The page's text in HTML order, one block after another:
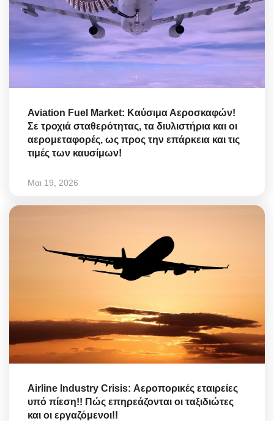
Aviation Fuel Market: Καύσιμα Αεροσκαφών!
Σε τροχιά σταθερότητας, τα διυλιστήρια και οι
αερομεταφορές, ως προς την επάρκεια και τις
τιμές των καυσίμων!
Μαι 19, 2026
Airline Industry Crisis: Αεροπορικές εταιρείες
υπό πίεση!! Πώς επηρεάζονται οι ταξιδιώτες
και οι εργαζόμενοι!!